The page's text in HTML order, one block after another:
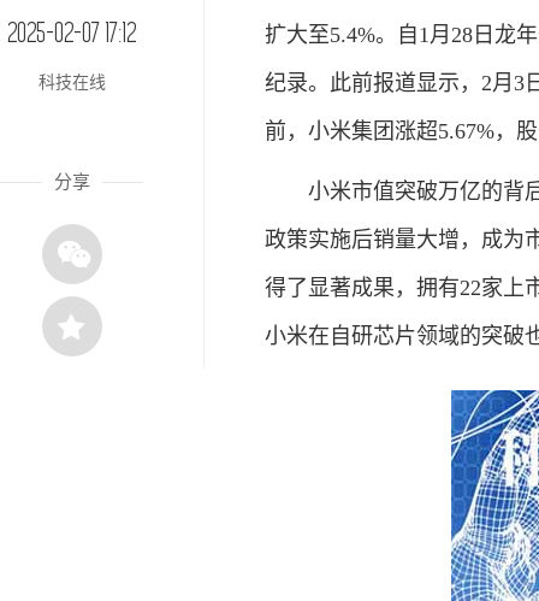
2025-02-07 17:12
科技在线
分享
扩大至5.4%。自1月28日龙
纪录。此前报道显示，2月3
前，小米集团涨超5.67%，
小米市值突破万亿的背后
政策实施后销量大增，成为
得了显著成果，拥有22家上
小米在自研芯片领域的突破